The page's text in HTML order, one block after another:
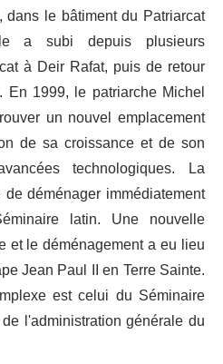
le bâtiment du Patriarcat
a subi depuis plusieurs
à Deir Rafat, puis de retour
1999, le patriarche Michel
un nouvel emplacement
de sa croissance et de son
technologiques. La
déménager immédiatement
latin. Une nouvelle
et le déménagement a eu lieu
Jean Paul II en Terre Sainte.
est celui du Séminaire
l'administration générale du